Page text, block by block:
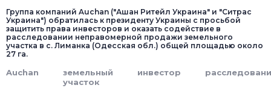
Группа компаний Auchan ("Ашан Ритейл Украина" и "Ситрас
Украина") обратилась к президенту Украины с просьбой
защитить права инвесторов и оказать содействие в
расследовании неправомерной продажи земельного
участка в с. Лиманка (Одесская обл.) общей площадью около
27 га.
Auchan
земельный
участок
инвестор